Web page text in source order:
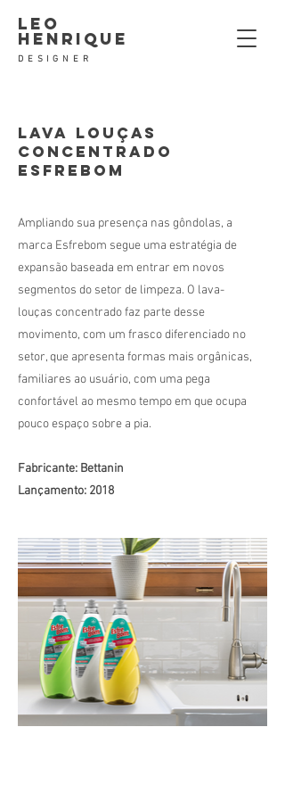
leo
henrique
DESIGNER
Lava Louças
Concentrado
Esfrebom
Ampliando sua presença nas gôndolas, a
marca Esfrebom segue uma estratégia de
expansão baseada em entrar em novos
segmentos do setor de limpeza. O lava-
louças concentrado faz parte desse
movimento, com um frasco diferenciado no
setor, que apresenta formas mais orgânicas,
familiares ao usuário, com uma pega
confortável ao mesmo tempo em que ocupa
pouco espaço sobre a pia.
Fabricante: Bettanin
Lançamento: 2018